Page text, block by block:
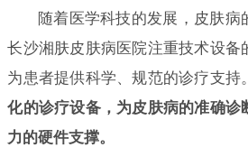
随着医学科技的发展，皮肤病
长沙湘肤皮肤病医院注重技术设备
为患者提供科学、规范的诊疗支持。
化的诊疗设备，为皮肤病的准确诊
力的硬件支撑。